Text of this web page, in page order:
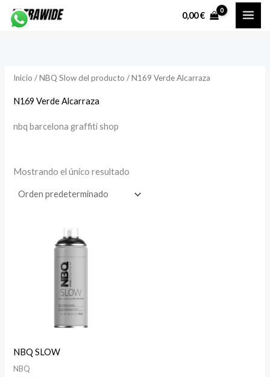
0,00€
Inicio / NBQ Slow del producto / N169 Verde Alcarraza
N169 Verde Alcarraza
nbq barcelona graffiti shop
Mostrando el único resultado
NBQ SLOW
NBQ